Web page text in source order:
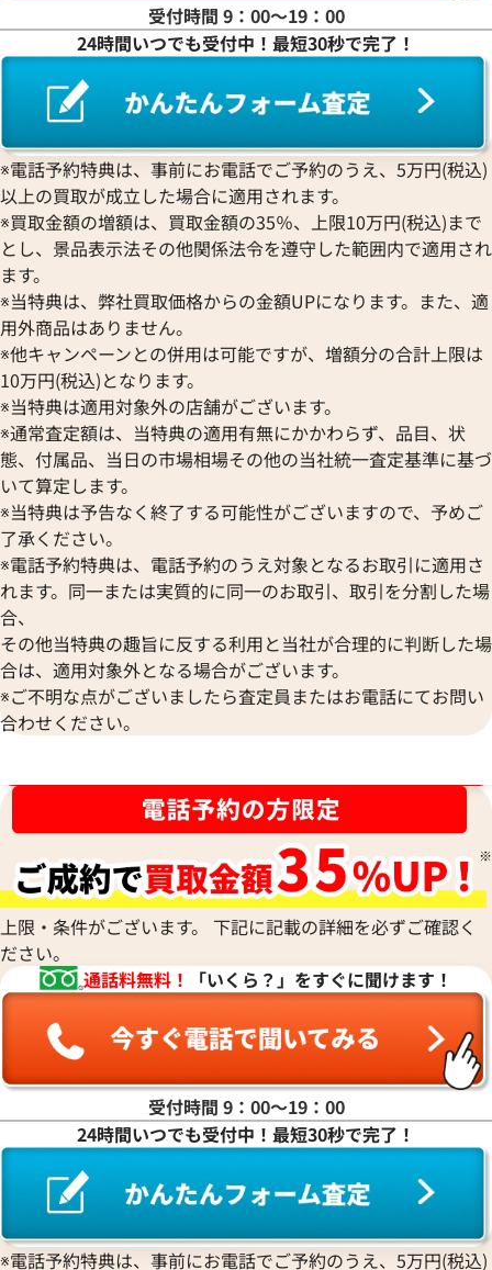
エルメス エールバッグPM ショルダーバ
ッグ キャンバス □G刻印 シルバー金具
参考買取価格
154,000円
2026年1月17日時点
エルメス エール
ショルダーバッグ
ールド金具
参考買取価格
キャンバス □E刻印 シルバー金具
2026年6月17日時点
ッグ キャンバス
110,000
2025年11月17日
受付時間 9：00〜19：00
24時間いつでも受付中！最短30秒で完了！
※電話予約特典は、事前にお電話でご予約のうえ、5万円(税込)
以上の買取が成立した場合に適用されます。
※買取金額の増額は、買取金額の35％、上限10万円(税込)まで
とし、景品表示法その他関係法令を遵守した範囲内で適用され
ます。
※当特典は、弊社買取価格からの金額UPになります。また、適
用外商品はありません。
※他キャンペーンとの併用は可能ですが、増額分の合計上限は
10万円(税込)となります。
※当特典は適用対象外の店舗がございます。
※通常査定額は、当特典の適用有無にかかわらず、品目、状
態、付属品、当日の市場相場その他の当社統一査定基準に基づ
いて算定します。
※当特典は予告なく終了する可能性がございますので、予めご
了承ください。
※電話予約特典は、電話予約のうえ対象となるお取引に適用さ
れます。同一または実質的に同一のお取引、取引を分割した場
合、
その他当特典の趣旨に反する利用と当社が合理的に判断した場
合は、適用対象外となる場合がございます。
※ご不明な点がございましたら査定員またはお電話にてお問い
合わせください。
上限・条件がございます。 下記に記載の詳細を必ずご確認く
ださい。
通話料無料！
「いくら？」をすぐに聞けます！
受付時間 9：00〜19：00
24時間いつでも受付中！最短30秒で完了！
※電話予約特典は、事前にお電話でご予約のうえ、5万円(税込)